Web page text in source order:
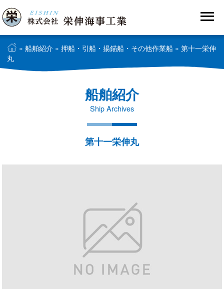
»船舶紹介 »押船・引船・揚錨船・その他作業船 » 第十一栄伸
丸
船舶紹介
Ship Archives
第十一栄伸丸